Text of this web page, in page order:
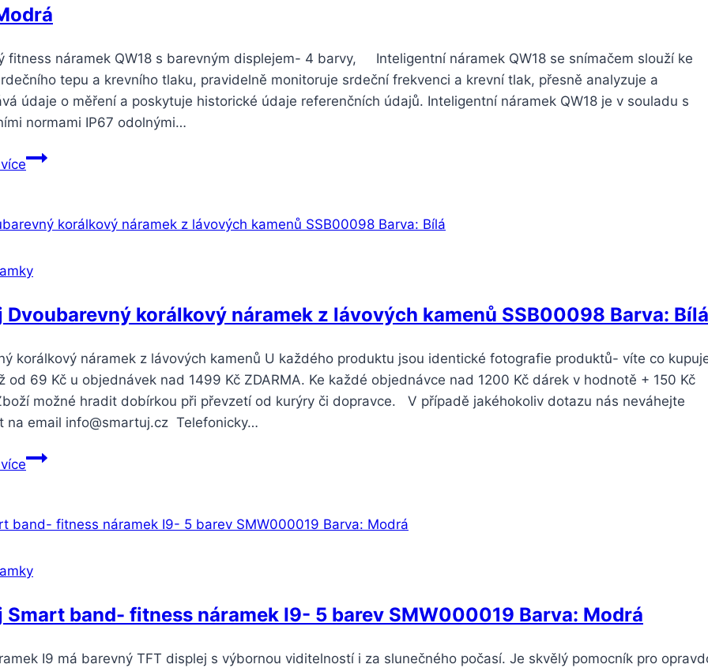
fitness náramek QW18 s barevným displejem- 4 barvy, Inteligentní náramek QW18 se snímačem slouží ke
tepu a krevního tlaku, pravidelně monitoruje srdeční frekvenci a krevní tlak, přesně analyzuje a
údaje o měření a poskytuje historické údaje referenčních údajů. Inteligentní náramek QW18 je v souladu s
normami IP67 odolnými…
Smartuj
náramek
barevným
displejem-
4
SMW00029
Barva:
Modrá
Dvoubarevný korálkový náramek z lávových kamenů SSB00098 Barva: Bílá
korálkový náramek z lávových kamenů U každého produktu jsou identické fotografie produktů- víte co
od 69 Kč u objednávek nad 1499 Kč ZDARMA. Ke každé objednávce nad 1200 Kč dárek v hodnotě + 150 Kč
možné hradit dobírkou při převzetí od kurýry či dopravce. V případě jakéhokoliv dotazu nás neváhejte
na email info@smartuj.cz Telefonicky…
Smartuj
náramek
kamenů
SSB00098
Barva:
Smart band- fitness náramek I9- 5 barev SMW000019 Barva: Modrá
I9 má barevný TFT displej s výbornou viditelností i za slunečného počasí. Je skvělý pomocník pro